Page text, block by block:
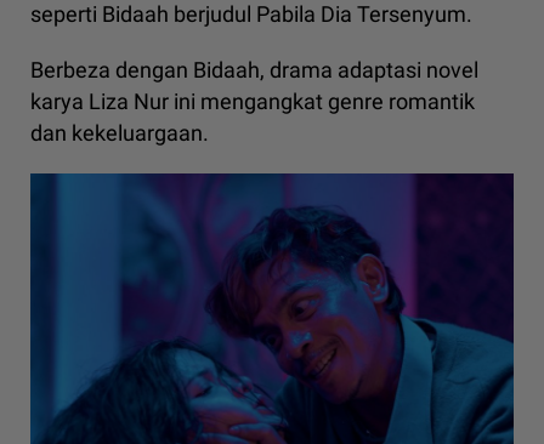
seperti Bidaah berjudul Pabila Dia Tersenyum.
Berbeza dengan Bidaah, drama adaptasi novel
karya Liza Nur ini mengangkat genre romantik
dan kekeluargaan.